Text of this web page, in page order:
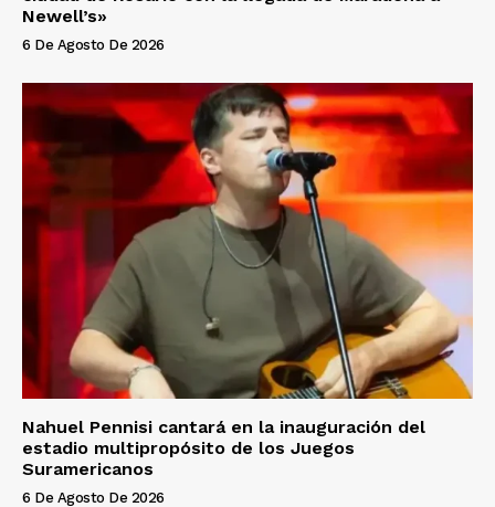
Newell’s»
6 De Agosto De 2026
Nahuel Pennisi cantará en la inauguración del
estadio multipropósito de los Juegos
Suramericanos
6 De Agosto De 2026